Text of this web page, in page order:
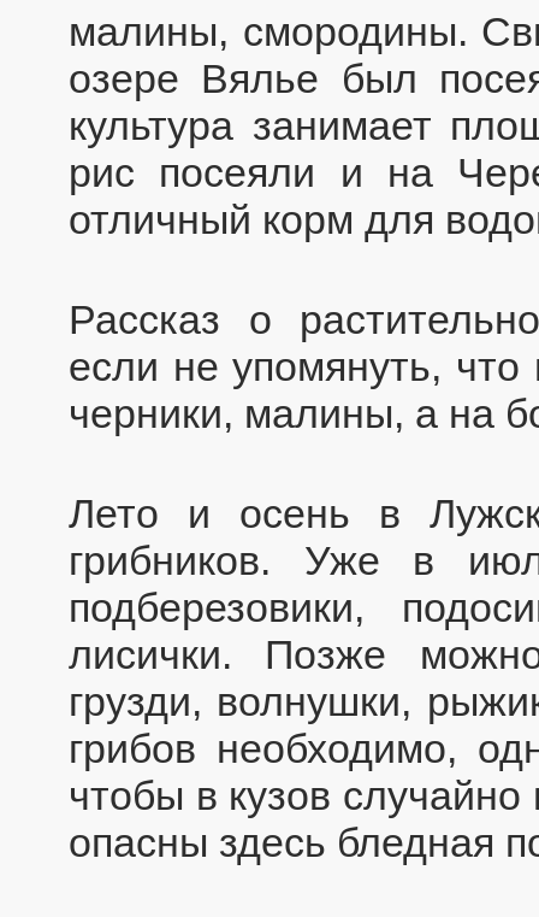
малины, смородины.
озере Вялье был
культура занимает
рис посеяли и на
отличный корм для
Рассказ о
если не упомянуть,
черники, малины, а на
Лето и осень в
грибников. Уже в
подберезовики,
лисички. Позже
грузди, волнушки,
грибов необходимо,
чтобы в кузов
опасны здесь бледная